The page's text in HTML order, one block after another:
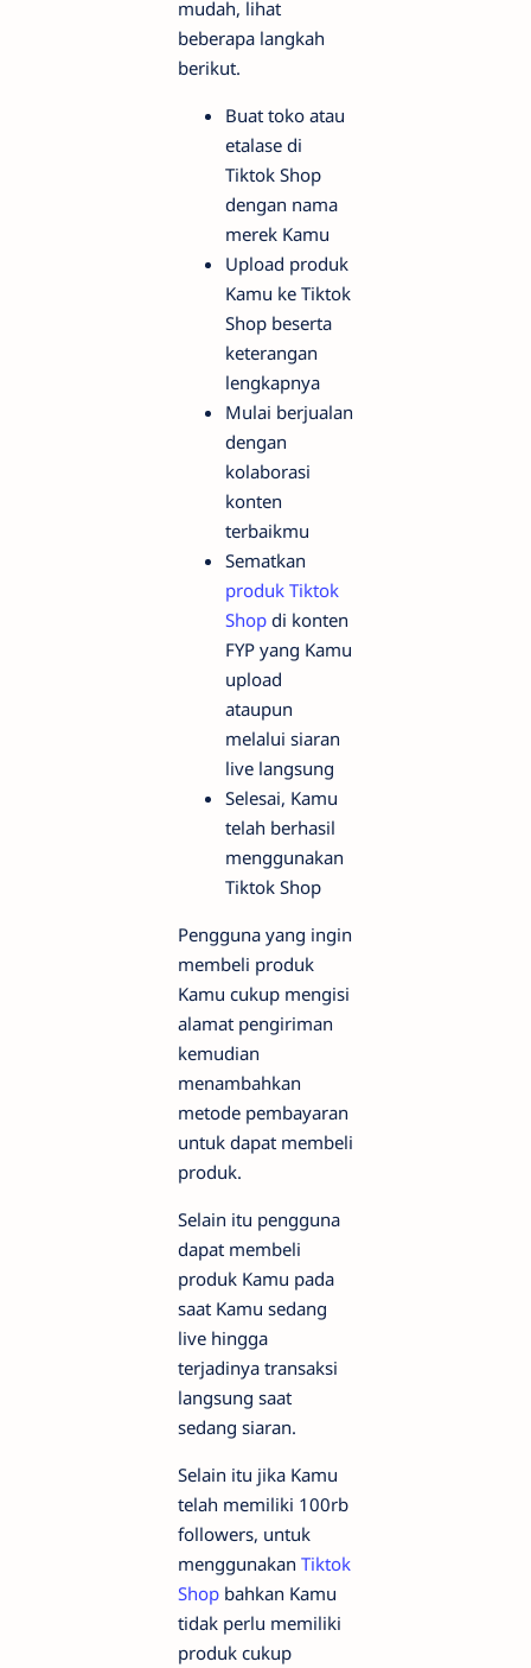
mudah, lihat
beberapa langkah
berikut.
Buat toko atau
etalase di
Tiktok Shop
dengan nama
merek Kamu
Upload produk
Kamu ke Tiktok
Shop beserta
keterangan
lengkapnya
Mulai berjualan
dengan
kolaborasi
konten
terbaikmu
Sematkan
produk Tiktok
Shop di konten
FYP yang Kamu
upload
ataupun
melalui siaran
live langsung
Selesai, Kamu
telah berhasil
menggunakan
Tiktok Shop
Pengguna yang ingin
membeli produk
Kamu cukup mengisi
alamat pengiriman
kemudian
menambahkan
metode pembayaran
untuk dapat membeli
produk.
Selain itu pengguna
dapat membeli
produk Kamu pada
saat Kamu sedang
live hingga
terjadinya transaksi
langsung saat
sedang siaran.
Selain itu jika Kamu
telah memiliki 100rb
followers, untuk
menggunakan Tiktok
Shop bahkan Kamu
tidak perlu memiliki
produk cukup